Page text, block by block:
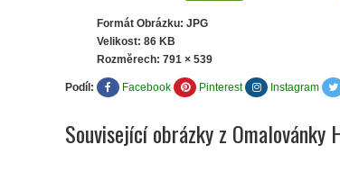
Formát Obrázku: JPG
Velikost: 86 KB
Rozměrech: 791 × 539
Podíl: Facebook Pinterest Instagram
Související obrázky z Omalovánky